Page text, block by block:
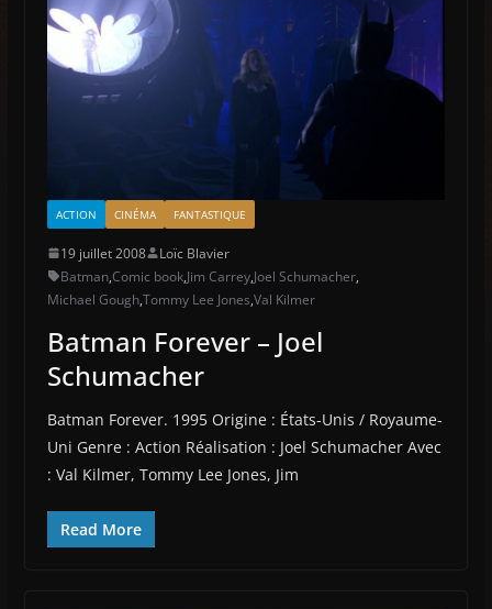
ACTION CINÉMA FANTASTIQUE
19 juillet 2008
Loïc Blavier
Batman,Comic book,Jim Carrey,Joel Schumacher,
Michael Gough,Tommy Lee Jones,Val Kilmer
Batman Forever – Joel
Schumacher
Batman Forever. 1995 Origine : États-Unis / Royaume-
Uni Genre : Action Réalisation : Joel Schumacher Avec
: Val Kilmer, Tommy Lee Jones, Jim
Read More